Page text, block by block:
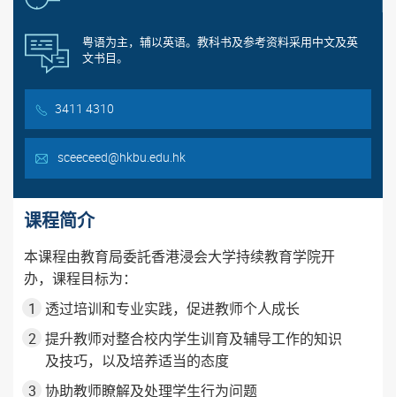
粤语为主，辅以英语。教科书及参考资料采用中文及英
文书目。
3411 4310
sceeceed@hkbu.edu.hk
课程简介
本课程由教育局委託香港浸会大学持续教育学院开
办，课程目标为：
透过培训和专业实践，促进教师个人成长
提升教师对整合校内学生训育及辅导工作的知识
及技巧，以及培养适当的态度
协助教师瞭解及处理学生行为问题